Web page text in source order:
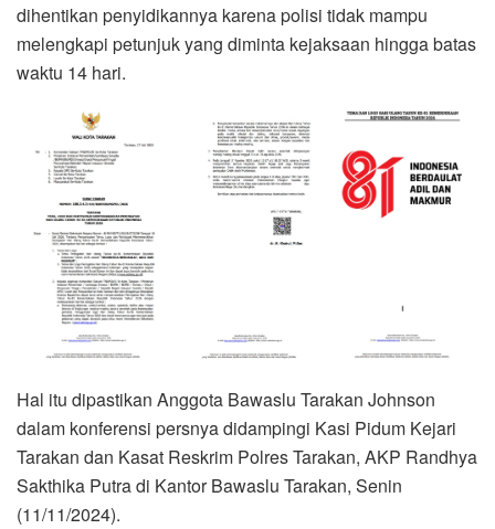
dihentikan penyidikannya karena polisi tidak mampu
melengkapi petunjuk yang diminta kejaksaan hingga batas
waktu 14 hari.
Hal itu dipastikan Anggota Bawaslu Tarakan Johnson
dalam konferensi persnya didampingi Kasi Pidum Kejari
Tarakan dan Kasat Reskrim Polres Tarakan, AKP Randhya
Sakthika Putra di Kantor Bawaslu Tarakan, Senin
(11/11/2024).